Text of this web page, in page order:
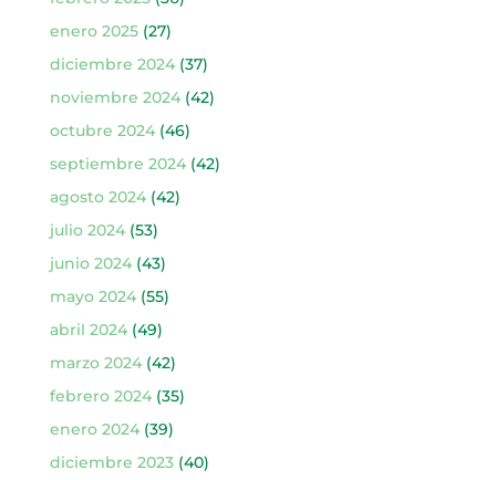
enero 2025(27)
diciembre 2024(37)
noviembre 2024(42)
octubre 2024(46)
septiembre 2024(42)
agosto 2024(42)
julio 2024(53)
junio 2024(43)
mayo 2024(55)
abril 2024(49)
marzo 2024(42)
febrero 2024(35)
enero 2024(39)
diciembre 2023(40)